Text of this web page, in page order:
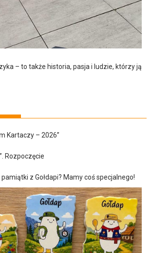
– to także historia, pasja i ludzie, którzy ją
Kartaczy – 2026”
Rozpoczęcie
z Gołdapi? Mamy coś specjalnego!